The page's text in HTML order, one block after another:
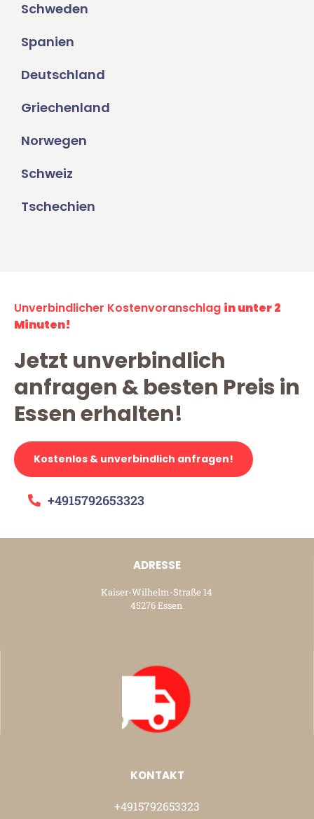
Schweden
Spanien
Deutschland
Griechenland
Norwegen
Schweiz
Tschechien
Unverbindlicher Kostenvoranschlag in unter 2
Minuten!
Jetzt unverbindlich
anfragen & besten Preis in
Essen erhalten!
Kostenlos & unverbindlich anfragen!
+4915792653323
ADRESSE
Kaiser-Wilhelm-Straße 14
45276 Essen
KONTAKT
+4915792653323